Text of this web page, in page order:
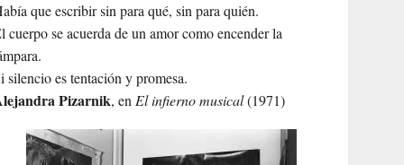
que escribir sin para qué, sin para quién.
cuerpo se acuerda de un amor como encender la
silencio es tentación y promesa.
Pizarnik, enEl infierno musical(1971)